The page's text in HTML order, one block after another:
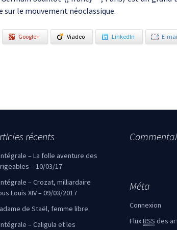
sur le mouvement néoclassique.
Google+ Viadeo LinkedIn E-
récents
– La folle aventure des
– 10/03/17
– Crozat, milliardaire
Louis XIV – 09/03/2017
de Staël, femme libre
– Caligula et les
Méta
Connexion
FluxRSS des